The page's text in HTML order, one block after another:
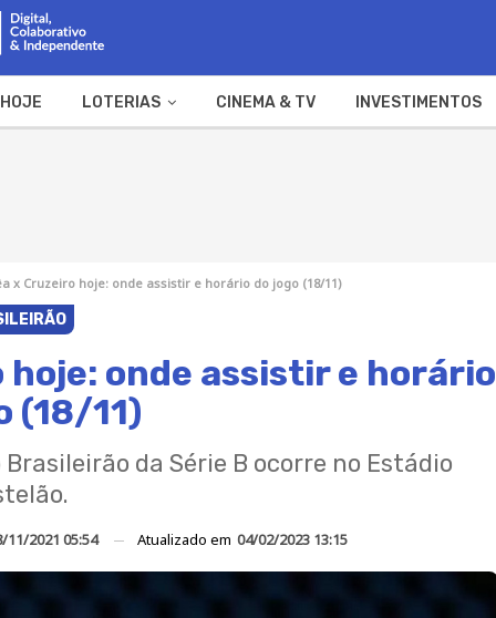
LOTERIAS CINEMA & TV INVESTIMENTOS
x Cruzeiro hoje: onde assistir e horário do jogo (18/11)
onde assistir e horário
(18/11)
da Série B ocorre no Estádio
11/2021 05:54 Atualizado em 04/02/2023 13:15